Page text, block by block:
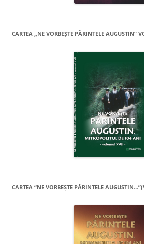
CARTEA „NE VORBEŞTE PĂRINTELE AUGUSTIN”
CARTEA “NE VORBEŞTE PĂRINTELE